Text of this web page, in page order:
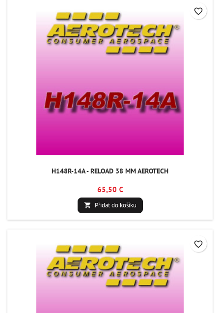
H148R-14A - RELOAD 38 MM AEROTECH
65,50 €
 Přidat do košíku
favorite_border
favorite_border